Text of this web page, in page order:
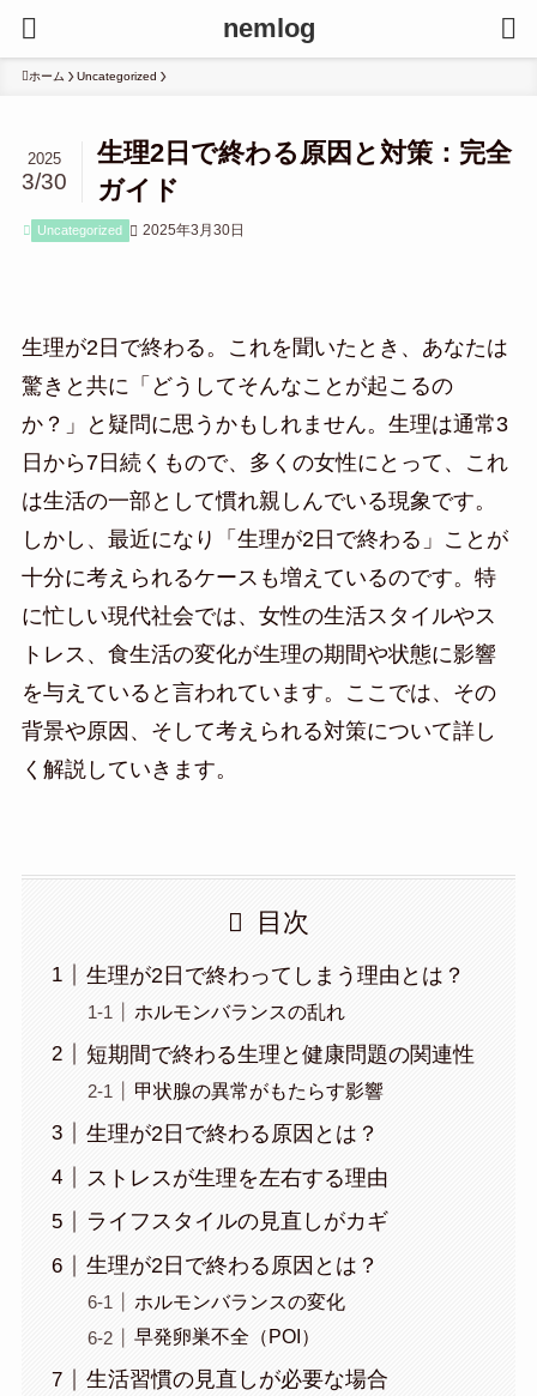
nemlog
ホーム Uncategorized
生理2日で終わる原因と対策：完全
ガイド
2025
3/30
Uncategorized 2025年3月30日
生理が2日で終わる。これを聞いたとき、あなたは
驚きと共に「どうしてそんなことが起こるの
か？」と疑問に思うかもしれません。生理は通常3
日から7日続くもので、多くの女性にとって、これ
は生活の一部として慣れ親しんでいる現象です。
しかし、最近になり「生理が2日で終わる」ことが
十分に考えられるケースも増えているのです。特
に忙しい現代社会では、女性の生活スタイルやス
トレス、食生活の変化が生理の期間や状態に影響
を与えていると言われています。ここでは、その
背景や原因、そして考えられる対策について詳し
く解説していきます。
目次
生理が2日で終わってしまう理由とは？
ホルモンバランスの乱れ
短期間で終わる生理と健康問題の関連性
甲状腺の異常がもたらす影響
生理が2日で終わる原因とは？
ストレスが生理を左右する理由
ライフスタイルの見直しがカギ
生理が2日で終わる原因とは？
ホルモンバランスの変化
早発卵巣不全（POI）
生活習慣の見直しが必要な場合